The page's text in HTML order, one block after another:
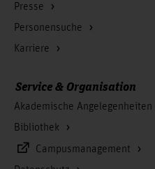
Presse
Personensuche
Karriere
Service & Organisation
Akademische Angelegenheiten
Bibliothek
Campusmanagement